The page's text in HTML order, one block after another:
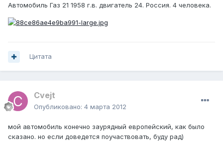
Автомобиль Газ 21 1958 г.в. двигатель 24. Россия. 4 человека.
Цитата
Cvejt
Опубликовано: 4 марта 2012
мой автомобиль конечно заурядный европейский, как было
сказано. но если доведется поучаствовать, буду рад)